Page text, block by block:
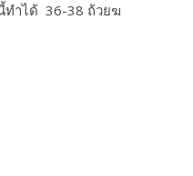
ทำได้ 36-38 ถ้วยฆ